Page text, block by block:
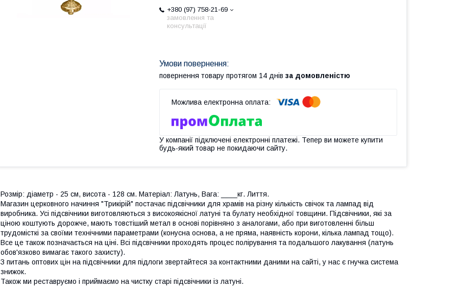
+380 (97) 758-21-69
замовлення та
консультації
повернення товару протягом 14 днів за домовленістю
У компанії підключені електронні платежі. Тепер ви можете купити
будь-який товар не покидаючи сайту.
Розмір: діаметр - 25 см, висота - 128 см. Матеріал: Латунь, Вага: ____кг. Лиття.
Магазин церковного начиння "Трикірій" постачає підсвічники для храмів на різну кількість свічок та лампад від
виробника. Усі підсвічники виготовляються з високоякісної латуні та булату необхідної товщини. Підсвічники, які за
ціною коштують дорожче, мають товстіший метал в основі порівняно з аналогами, або при виготовленні більш
трудомісткі за своїми технічними параметрами (конусна основа, а не пряма, наявність корони, кілька лампад тощо).
Все це також позначається на ціні. Всі підсвічники проходять процес полірування та подальшого лакування (латунь
обов'язково вимагає такого захисту).
З питань оптових цін на підсвічники для підлоги звертайтеся за контактними даними на сайті, у нас є гнучка система
знижок.
Також ми реставруємо і приймаємо на чистку старі підсвічники із латуні.